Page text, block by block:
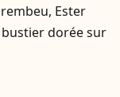
Ester
dorée sur